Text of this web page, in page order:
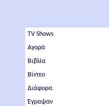
TV Shows
Αγορά
Βιβλία
Βίντεο
Διάφορα
Έγραψαν